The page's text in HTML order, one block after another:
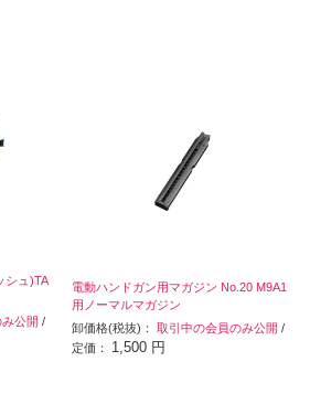
シュ)TA
公開 /
電動ハンドガン用マガジン No.20 M9A1
用ノーマルマガジン
卸価格(税抜)：取引中の会員のみ公開 /
定価： 1,500 円